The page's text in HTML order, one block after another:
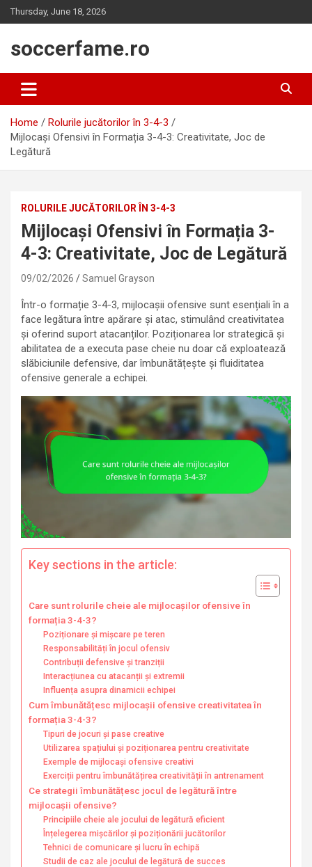
Skip
to
Thursday, June 18, 2026
soccerfame.ro
Home
Rolurile jucătorilor în 3-4-3
Mijlocași Ofensivi în Formația 3-4-3: Creativitate, Joc de
Legătură
ROLURILE JUCĂTORILOR ÎN 3-4-3
Mijlocași Ofensivi în Formația 3-
4-3: Creativitate, Joc de Legătură
09/02/2026 Samuel Grayson
Într-o formație 3-4-3, mijlocașii ofensive sunt esențiali în a
face legătura între apărare și atac, stimulând creativitatea
și oferind suport atacanților. Poziționarea lor strategică și
abilitatea de a executa pase cheie nu doar că exploatează
slăbiciunile defensive, dar îmbunătățește și fluiditatea
ofensive generale a echipei.
Key sections in the article:
Care sunt rolurile cheie ale mijlocașilor ofensive în
formația 3-4-3?
Poziționare și mișcare pe teren
Responsabilități în jocul ofensiv
Contribuții defensive și tranziții
Interacțiunea cu atacanții și extremii
Influența asupra dinamicii echipei
Cum îmbunătățesc mijlocașii ofensive creativitatea în
formația 3-4-3?
Tipuri de jocuri și pase creative
Utilizarea spațiului și poziționarea pentru creativitate
Exemple de mijlocași ofensive creativi
Exerciții pentru îmbunătățirea creativității în antrenament
Ce strategii îmbunătățesc jocul de legătură între
mijlocașii ofensive?
Principiile cheie ale jocului de legătură eficient
Înțelegerea mișcărilor și poziționării jucătorilor
Tehnici de comunicare și lucru în echipă
Studii de caz ale jocului de legătură de succes